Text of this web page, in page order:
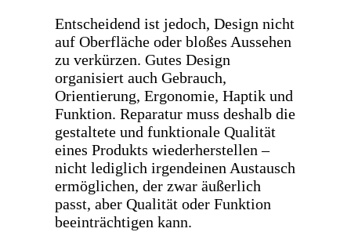
Entscheidend ist jedoch, Design nicht
auf Oberfläche oder bloßes Aussehen
zu verkürzen. Gutes Design
organisiert auch Gebrauch,
Orientierung, Ergonomie, Haptik und
Funktion. Reparatur muss deshalb die
gestaltete und funktionale Qualität
eines Produkts wiederherstellen –
nicht lediglich irgendeinen Austausch
ermöglichen, der zwar äußerlich
passt, aber Qualität oder Funktion
beeinträchtigen kann.